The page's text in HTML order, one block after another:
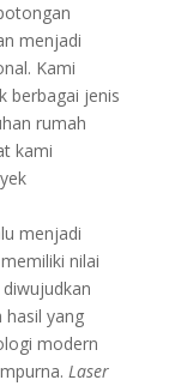
menjadi
Kami
berbagai jenis
rumah
kami
menjadi
nilai
hasil yang
modern
Laser